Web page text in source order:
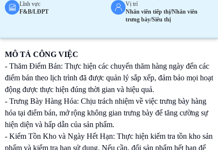
Lĩnh vực
F&B/LĐPT
Vị trí
Nhân viên tiếp thị/Nhân viên
trưng bày/Siêu thị
MÔ TẢ CÔNG VIỆC
- Thăm Điểm Bán: Thực hiện các chuyến thăm hàng ngày đến các
điểm bán theo lịch trình đã được quản lý sắp xếp, đảm bảo mọi hoạt
động được thực hiện đúng thời gian và hiệu quả.
- Trưng Bày Hàng Hóa: Chịu trách nhiệm về việc trưng bày hàng
hóa tại điểm bán, mở rộng không gian trưng bày để tăng cường sự
hiện diện và hấp dẫn của sản phẩm.
- Kiểm Tồn Kho và Ngày Hết Hạn: Thực hiện kiểm tra tồn kho sản
phẩm và kiểm tra hạn sử dụng. Nếu cần, đổi sản phẩm hết hạn để